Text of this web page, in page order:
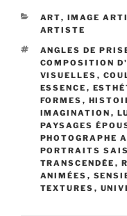
CATÉGORIES
ART, IMAGE
ARTISTE
ÉTIQUETTES
ANGLES DE
COMPOSITION
VISUELLES ,
ESSENCE ,
FORMES ,
IMAGINATION ,
PAYSAGES
PHOTOGRAPHE
PORTRAITS
TRANSCENDÉE ,
ANIMÉES ,
TEXTURES ,